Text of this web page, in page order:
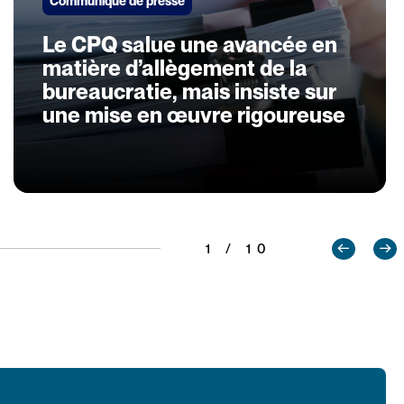
Le CPQ salue une avancée en
matière d’allègement de la
bureaucratie, mais insiste sur
une mise en œuvre rigoureuse
1 / 10